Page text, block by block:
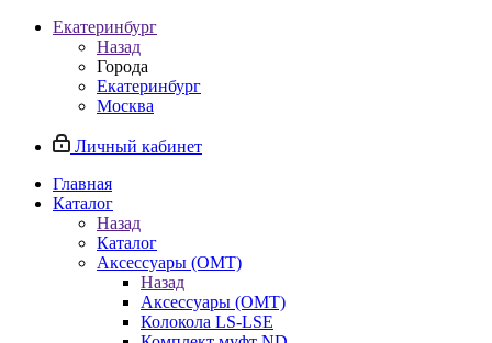
Екатеринбург
Назад
Города
Екатеринбург
Москва
Личный кабинет
Главная
Каталог
Назад
Каталог
Аксессуары (OMT)
Назад
Аксессуары (OMT)
Колокола LS-LSE